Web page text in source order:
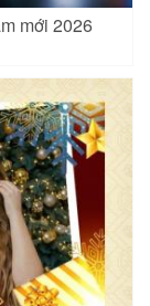
mới 2026